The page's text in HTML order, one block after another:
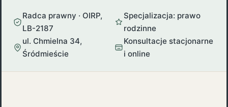
Radca prawny · OIRP,
LB-2187
Specjalizacja: prawo
rodzinne
ul. Chmielna 34,
Śródmieście
Konsultacje stacjonarne
i online